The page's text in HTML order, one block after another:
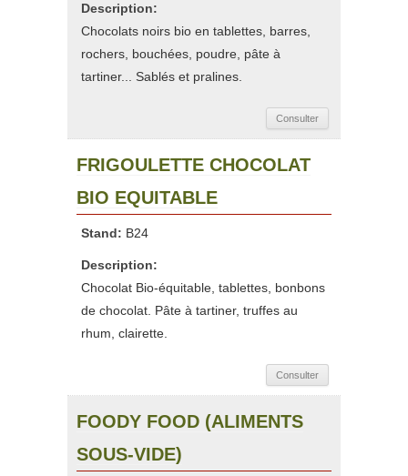
Description:
Chocolats noirs bio en tablettes, barres,
rochers, bouchées, poudre, pâte à
tartiner... Sablés et pralines.
Consulter
FRIGOULETTE CHOCOLAT
BIO EQUITABLE
Stand: B24
Description:
Chocolat Bio-équitable, tablettes, bonbons
de chocolat. Pâte à tartiner, truffes au
rhum, clairette.
Consulter
FOODY FOOD (ALIMENTS
SOUS-VIDE)